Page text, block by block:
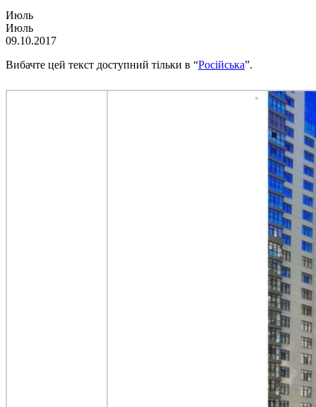
Июль
Июль
09.10.2017
Вибачте цей текст доступний тільки в “Російська”.